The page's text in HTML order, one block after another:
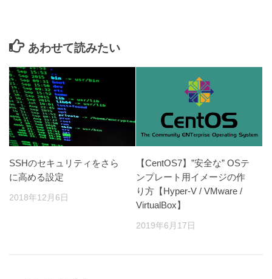
あわせて読みたい
SSHのセキュリティをさら
に高める設定
2018年12月6日
【CentOS7】”安全な” OSテ
ンプレート用イメージの作
り方【Hyper-V / VMware /
VirtualBox】
2019年6月17日